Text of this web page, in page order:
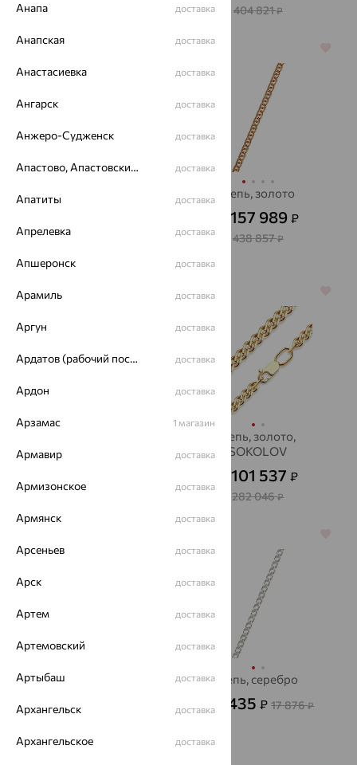
404 821₽
64%
235 889
Цепь, золото
157 989₽
438 857₽
64%
Красцветмет
Цепь, золото,
SOKOLOV
101 537₽
282 046₽
Цепь, золото,
29 000
80 556
Цепь, серебро
6 435₽ 17 876₽
Анапа доставка
Анапская доставка
Анастасиевка доставка
Ангарск доставка
Анжеро-Судженск доставка
Апастово, Апастовский район доставка
Апатиты доставка
Апрелевка доставка
Апшеронск доставка
Арамиль доставка
Аргун доставка
Ардатов (рабочий поселок) доставка
Ардон доставка
Арзамас 1 магазин
Армавир доставка
Армизонское доставка
Армянск доставка
Арсеньев доставка
Арск доставка
Артем доставка
Артемовский доставка
Артыбаш доставка
Архангельск доставка
Архангельское доставка